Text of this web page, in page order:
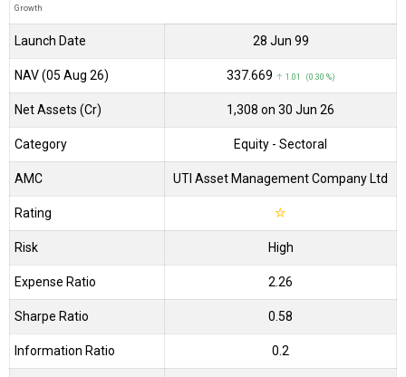
Growth
Launch Date 28 Jun 99
NAV (05 Aug 26) ₹337.669 ↑ 1.01 (0.30 %)
Net Assets (Cr) ₹1,308 on 30 Jun 26
Category Equity - Sectoral
AMC UTI Asset Management Company Ltd
Rating ☆
Risk High
Expense Ratio 2.26
Sharpe Ratio 0.58
Information Ratio 0.2